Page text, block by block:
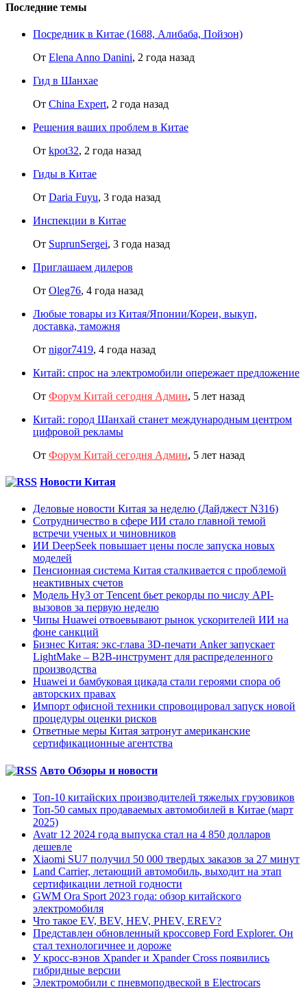
Последние темы
Посредник в Китае (1688, Алибаба, Пойзон)
От Elena Anno Danini, 2 года назад
Гид в Шанхае
От China Expert, 2 года назад
Решения ваших проблем в Китае
От kpot32, 2 года назад
Гиды в Китае
От Daria Fuyu, 3 года назад
Инспекции в Китае
От SuprunSergei, 3 года назад
Приглашаем дилеров
От Oleg76, 4 года назад
Любые товары из Китая/Японии/Кореи, выкуп,
доставка, таможня
От nigor7419, 4 года назад
Китай: спрос на электромобили опережает предложение
От Форум Китай сегодня Админ, 5 лет назад
Китай: город Шанхай станет международным центром
цифровой рекламы
От Форум Китай сегодня Админ, 5 лет назад
Новости Китая
Деловые новости Китая за неделю (Дайджест N316)
Сотрудничество в сфере ИИ стало главной темой
встречи ученых и чиновников
ИИ DeepSeek повышает цены после запуска новых
моделей
Пенсионная система Китая сталкивается с проблемой
неактивных счетов
Модель Hy3 от Tencent бьет рекорды по числу API-
вызовов за первую неделю
Чипы Huawei отвоевывают рынок ускорителей ИИ на
фоне санкций
Бизнес Китая: экс-глава 3D-печати Anker запускает
LightMake – B2B-инструмент для распределенного
производства
Huawei и бамбуковая цикада стали героями спора об
авторских правах
Импорт офисной техники спровоцировал запуск новой
процедуры оценки рисков
Ответные меры Китая затронут американские
сертификационные агентства
Авто Обзоры и новости
Топ-10 китайских производителей тяжелых грузовиков
Топ-50 самых продаваемых автомобилей в Китае (март
2025)
Avatr 12 2024 года выпуска стал на 4 850 долларов
дешевле
Xiaomi SU7 получил 50 000 твердых заказов за 27 минут
Land Carrier, летающий автомобиль, выходит на этап
сертификации летной годности
GWM Ora Sport 2023 года: обзор китайского
электромобиля
Что такое EV, BEV, HEV, PHEV, EREV?
Представлен обновленный кроссовер Ford Explorer. Он
стал технологичнее и дороже
У кросс-вэнов Xpander и Xpander Cross появились
гибридные версии
Электромобили с пневмоподвеской в Electrocars